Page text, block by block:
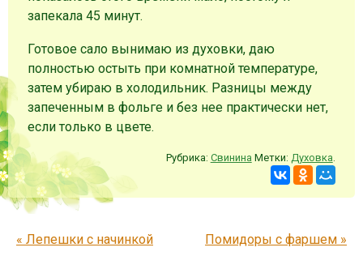
запекала 45 минут.
Готовое сало вынимаю из духовки, даю
полностью остыть при комнатной температуре,
затем убираю в холодильник. Разницы между
запеченным в фольге и без нее практически нет,
если только в цвете.
Рубрика: Свинина Метки: Духовка
Запись навигация
« Лепешки с начинкой Помидоры с фаршем »